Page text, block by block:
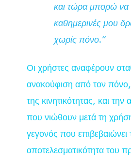
και τώρα μπορώ να
καθημερινές μου
χωρίς πόνο.”
Οι χρήστες αναφέρουν
ανακούφιση από τον
της κινητικότητας, και την
που νιώθουν μετά τη
γεγονός που επιβεβαιώνει
αποτελεσματικότητα του